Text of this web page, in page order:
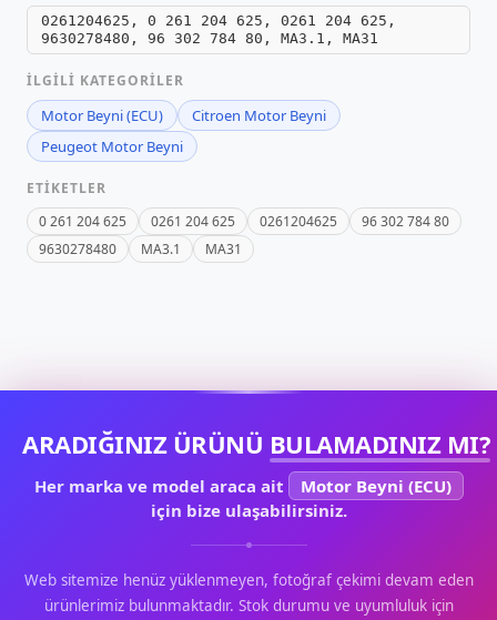
0261204625, 0 261 204 625, 0261 204 625,
9630278480, 96 302 784 80, MA3.1, MA31
İLGILI KATEGORILER
Motor Beyni (ECU)
Citroen Motor Beyni
Peugeot Motor Beyni
ETIKETLER
0 261 204 625
0261 204 625 0261204625
96 302 784 80
9630278480
MA3.1 MA31
ARADIĞINIZ ÜRÜNÜ BULAMADINIZ MI?
Her marka ve model araca ait
Motor Beyni (ECU)
için bize ulaşabilirsiniz.
Web sitemize henüz yüklenmeyen, fotoğraf çekimi devam eden
ürünlerimiz bulunmaktadır. Stok durumu ve uyumluluk için